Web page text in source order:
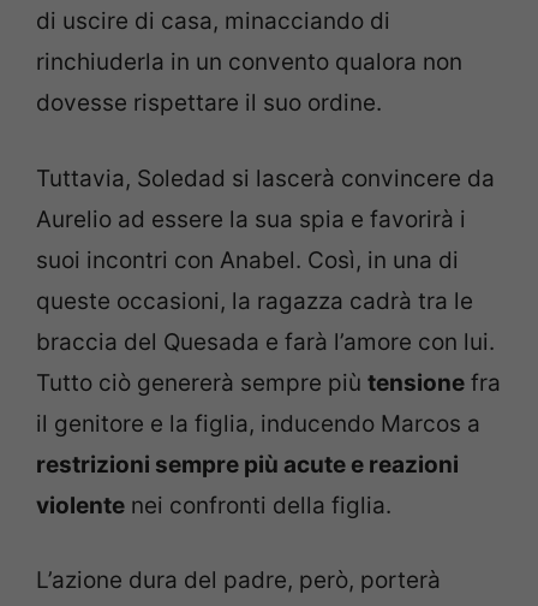
di uscire di casa, minacciando di
rinchiuderla in un convento qualora non
dovesse rispettare il suo ordine.
Tuttavia, Soledad si lascerà convincere da
Aurelio ad essere la sua spia e favorirà i
suoi incontri con Anabel. Così, in una di
queste occasioni, la ragazza cadrà tra le
braccia del Quesada e farà l’amore con lui.
Tutto ciò genererà sempre più tensione fra
il genitore e la figlia, inducendo Marcos a
restrizioni sempre più acute e reazioni
violente nei confronti della figlia.
L’azione dura del padre, però, porterà